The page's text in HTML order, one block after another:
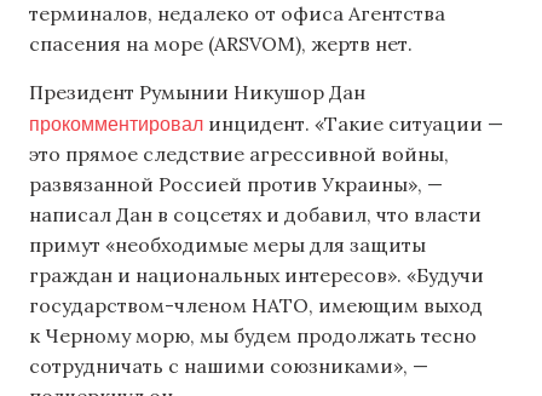
терминалов, недалеко от офиса Агентства
спасения на море (ARSVOM), жертв нет.
Президент Румынии Никушор Дан
прокомментировал инцидент. «Такие ситуации —
это прямое следствие агрессивной войны,
развязанной Россией против Украины», —
написал Дан в соцсетях и добавил, что власти
примут «необходимые меры для защиты
граждан и национальных интересов». «Будучи
государством-членом НАТО, имеющим выход
к Черному морю, мы будем продолжать тесно
сотрудничать с нашими союзниками», —